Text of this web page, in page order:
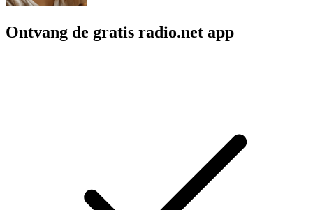
Ontvang de gratis radio.net app